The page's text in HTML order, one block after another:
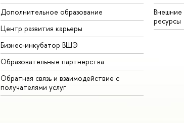
Дополнительное образование
Центр развития карьеры
Бизнес-инкубатор ВШЭ
Образовательные партнерства
Обратная связь и взаимодействие с
получателями услуг
ресурсы